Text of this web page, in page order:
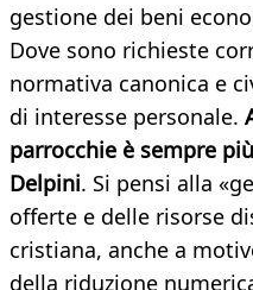
gestione dei beni
Dove sono richieste
normativa canonica e
di interesse personale.
parrocchie è sempre
Delpini. Si pensi alla
offerte e delle risorse
cristiana, anche a
della riduzione